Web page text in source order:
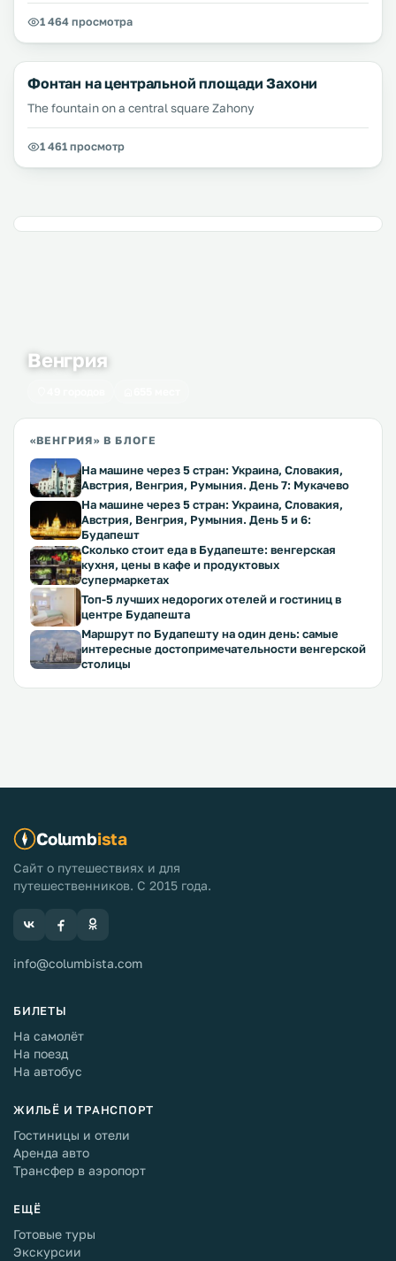
1 464 просмотра
Фонтан на центральной площади Захони
The fountain on a central square Zahony
1 461 просмотр
Венгрия
«ВЕНГРИЯ» В БЛОГЕ
На машине через 5 стран: Украина, Словакия,
Австрия, Венгрия, Румыния. День 7: Мукачево
На машине через 5 стран: Украина, Словакия,
Австрия, Венгрия, Румыния. День 5 и 6:
Будапешт
Сколько стоит еда в Будапеште: венгерская
кухня, цены в кафе и продуктовых
супермаркетах
Топ-5 лучших недорогих отелей и гостиниц в
центре Будапешта
Маршрут по Будапешту на один день: самые
интересные достопримечательности венгерской
столицы
Columbista
Сайт о путешествиях и для
путешественников. С 2015 года.
info@columbista.com
БИЛЕТЫ
На самолёт
На поезд
На автобус
ЖИЛЬЁ И ТРАНСПОРТ
Гостиницы и отели
Аренда авто
Трансфер в аэропорт
ЕЩЁ
Готовые туры
Экскурсии